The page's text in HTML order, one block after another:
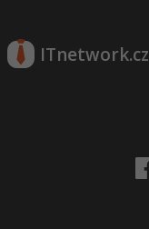
ITnetwork.cz